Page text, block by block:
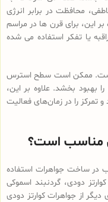
محافظت در برابر انرژی
این، برای قرن ها در مراسم
یا تفکر استفاده می شده
است. ممکن است سطح استرس
بهبود بخشد. علاوه بر این،
تمرکز را در زمان‌های فعالیت
مناسب است؟
در ساخت جواهرات استفاده
دودی، گردنبند اسموکی
دیگر از جواهرات کوارتز دودی